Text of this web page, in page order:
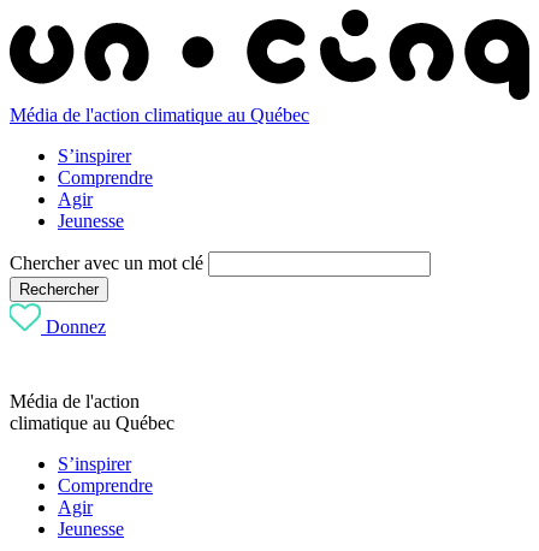
Média de l'action climatique au Québec
S’inspirer
Comprendre
Agir
Jeunesse
Chercher avec un mot clé
Rechercher
Donnez
Média de l'action
climatique au Québec
S’inspirer
Comprendre
Agir
Jeunesse